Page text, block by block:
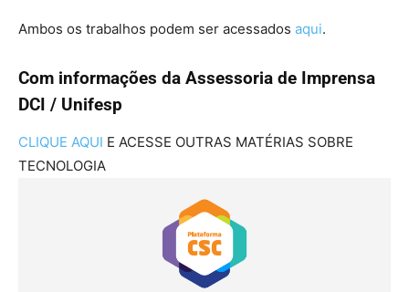
Ambos os trabalhos podem ser acessados aqui.
Com informações da Assessoria de Imprensa
DCI / Unifesp
CLIQUE AQUI E ACESSE OUTRAS MATÉRIAS SOBRE
TECNOLOGIA